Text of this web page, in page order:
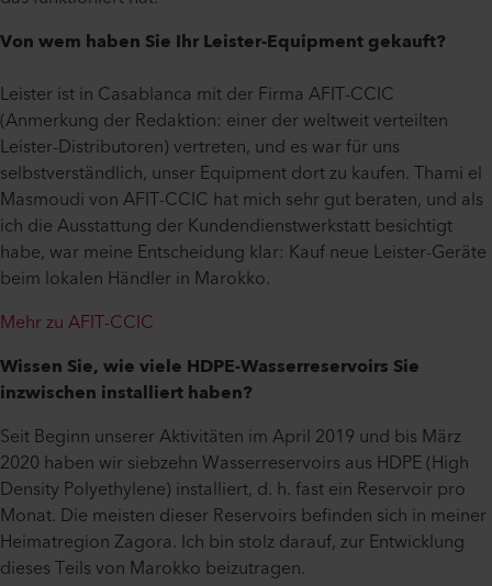
Von wem haben Sie Ihr Leister-Equipment gekauft?
Leister ist in Casablanca mit der Firma AFIT-CCIC
(Anmerkung der Redaktion: einer der weltweit verteilten
Leister-Distributoren) vertreten, und es war für uns
selbstverständlich, unser Equipment dort zu kaufen. Thami el
Masmoudi von AFIT-CCIC hat mich sehr gut beraten, und als
ich die Ausstattung der Kundendienstwerkstatt besichtigt
habe, war meine Entscheidung klar: Kauf neue Leister-Geräte
beim lokalen Händler in Marokko.
Mehr zu AFIT-CCIC
Wissen Sie, wie viele HDPE-Wasserreservoirs Sie
inzwischen installiert haben?
Seit Beginn unserer Aktivitäten im April 2019 und bis März
2020 haben wir siebzehn Wasserreservoirs aus HDPE (High
Density Polyethylene) installiert, d. h. fast ein Reservoir pro
Monat. Die meisten dieser Reservoirs befinden sich in meiner
Heimatregion Zagora. Ich bin stolz darauf, zur Entwicklung
dieses Teils von Marokko beizutragen.